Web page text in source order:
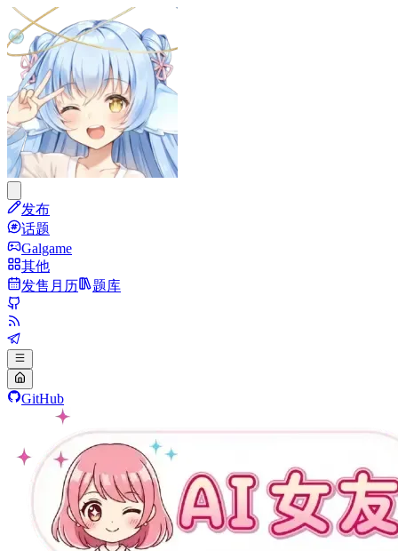
发布
话题
Galgame
其他
发售月历
题库
GitHub